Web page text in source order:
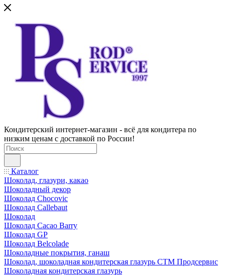
Кондитерский интернет-магазин - всё для кондитера по
низким ценам с доставкой по России!
Каталог
Шоколад, глазури, какао
Шоколадный декор
Шоколад Chocovic
Шоколад Callebaut
Шоколад
Шоколад Cacao Barry
Шоколад GP
Шоколад Belcolade
Шоколадные покрытия, ганаш
Шоколад, шоколадная кондитерская глазурь СТМ Продсервис
Шоколадная кондитерская глазурь